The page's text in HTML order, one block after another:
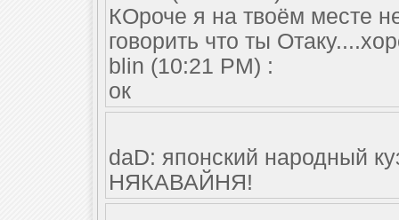
КОроче я на твоём месте
говорить что ты
blin (10:21 PM) :
ок
daD: японский народный
НЯКАВАЙНЯ!